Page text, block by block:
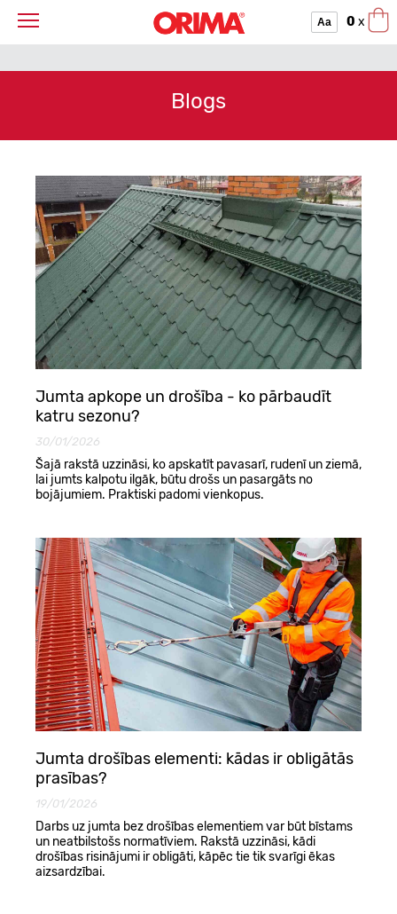
Aa 0 x
Blogs
Jumta apkope un drošība - ko pārbaudīt
katru sezonu?
30/01/2026
Šajā rakstā uzzināsi, ko apskatīt pavasarī, rudenī un ziemā,
lai jumts kalpotu ilgāk, būtu drošs un pasargāts no
bojājumiem. Praktiski padomi vienkopus.
Jumta drošības elementi: kādas ir obligātās
prasības?
19/01/2026
Darbs uz jumta bez drošības elementiem var būt bīstams
un neatbilstošs normatīviem. Rakstā uzzināsi, kādi
drošības risinājumi ir obligāti, kāpēc tie tik svarīgi ēkas
aizsardzībai.